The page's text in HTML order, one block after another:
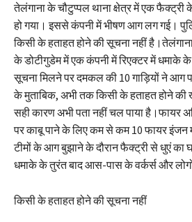
तेलंगाना के चौटुप्पल थाना क्षेत्र में एक फैक्ट्री
हो गया। इससे कंपनी में भीषण आग लग गई।
किसी के हताहत होने की सूचना नहीं
के डोटीगुडेम में एक कंपनी में रिएक्टर में धमाके
सूचना मिलने पर दमकल की 10 गाड़ियों ने आग
के मुताबिक, अभी तक किसी के हताहत होने
सही कारण अभी पता नहीं चल पाया है।फायर
पर काबू पाने के लिए कम से कम 10 फायर इंजन
टीमों के आग बुझाने के दौरान फैक्ट्री से धुएं का
धमाके के तुरंत बाद आस-पास के वर्कर्स और
किसी के हताहत होने की सूचना नहीं